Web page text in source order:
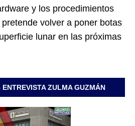
y los procedimientos
volver a poner botas
lunar en las próximas
ZULMA GUZMÁN